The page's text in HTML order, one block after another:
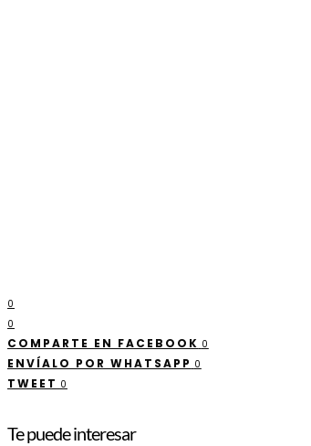
0
0
COMPARTE EN FACEBOOK 0
ENVÍALO POR WHATSAPP 0
TWEET 0
Te puede interesar